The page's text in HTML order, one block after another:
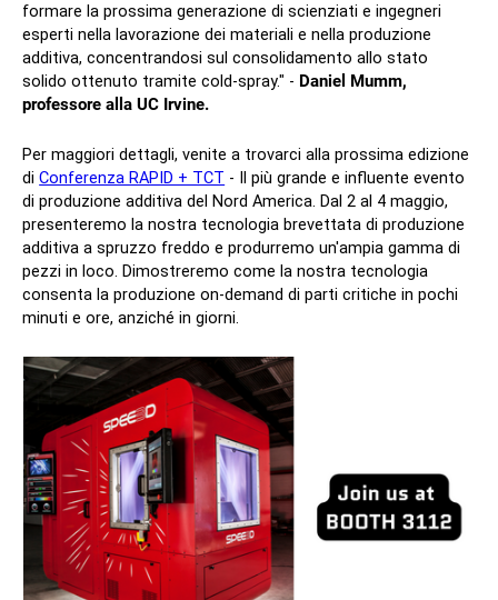
formare la prossima generazione di scienziati e ingegneri
esperti nella lavorazione dei materiali e nella produzione
additiva, concentrandosi sul consolidamento allo stato
solido ottenuto tramite cold-spray." - Daniel Mumm,
professore alla UC Irvine.
Per maggiori dettagli, venite a trovarci alla prossima edizione
diConferenza RAPID + TCT - Il più grande e influente evento
di produzione additiva del Nord America. Dal 2 al 4 maggio,
presenteremo la nostra tecnologia brevettata di produzione
additiva a spruzzo freddo e produrremo un'ampia gamma di
pezzi in loco. Dimostreremo come la nostra tecnologia
consenta la produzione on-demand di parti critiche in pochi
minuti e ore, anziché in giorni.